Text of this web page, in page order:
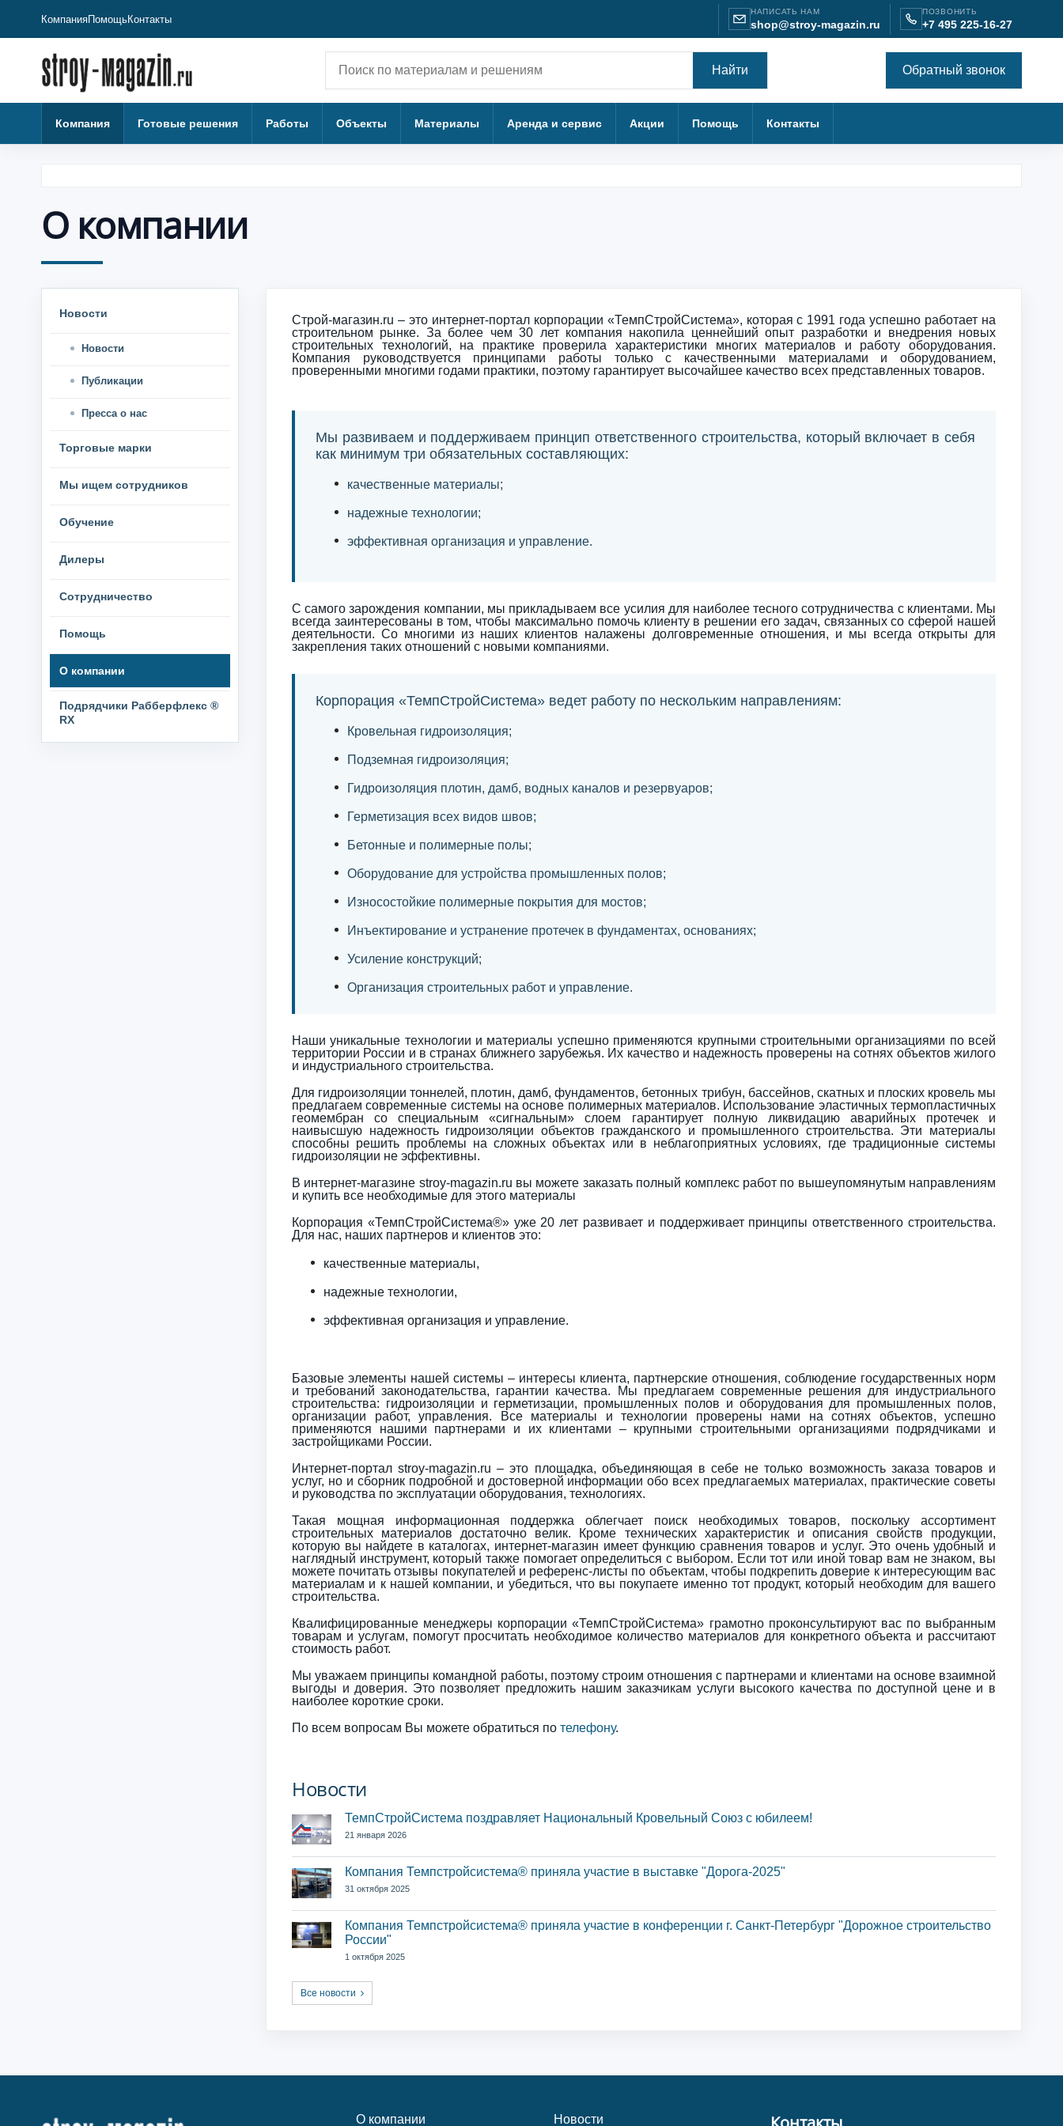
КомпанияПомощьКонтакты
НАПИСАТЬ НАМ
shop@stroy-magazin.ru
ПОЗВОНИТЬ
+7 495 225-16-27
Найти
Обратный звонок
Компания Готовые решения Работы Объекты Материалы Аренда и сервис Акции Помощь Контакты
О компании
Новости
Новости
Публикации
Пресса о нас
Торговые марки
Мы ищем сотрудников
Обучение
Дилеры
Сотрудничество
Помощь
О компании
Подрядчики Рабберфлекс ®
RX
Строй-магазин.ru – это интернет-портал корпорации «ТемпСтройСистема», которая с 1991 года успешно работает на
строительном рынке. За более чем 30 лет компания накопила ценнейший опыт разработки и внедрения новых
строительных технологий, на практике проверила характеристики многих материалов и работу оборудования.
Компания руководствуется принципами работы только с качественными материалами и оборудованием,
проверенными многими годами практики, поэтому гарантирует высочайшее качество всех представленных товаров.
Мы развиваем и поддерживаем принцип ответственного строительства, который включает в себя
как минимум три обязательных составляющих:
качественные материалы;
надежные технологии;
эффективная организация и управление.
С самого зарождения компании, мы прикладываем все усилия для наиболее тесного сотрудничества с клиентами. Мы
всегда заинтересованы в том, чтобы максимально помочь клиенту в решении его задач, связанных со сферой нашей
деятельности. Со многими из наших клиентов налажены долговременные отношения, и мы всегда открыты для
закрепления таких отношений с новыми компаниями.
Корпорация «ТемпСтройСистема» ведет работу по нескольким направлениям:
Кровельная гидроизоляция;
Подземная гидроизоляция;
Гидроизоляция плотин, дамб, водных каналов и резервуаров;
Герметизация всех видов швов;
Бетонные и полимерные полы;
Оборудование для устройства промышленных полов;
Износостойкие полимерные покрытия для мостов;
Инъектирование и устранение протечек в фундаментах, основаниях;
Усиление конструкций;
Организация строительных работ и управление.
Наши уникальные технологии и материалы успешно применяются крупными строительными организациями по всей
территории России и в странах ближнего зарубежья. Их качество и надежность проверены на сотнях объектов жилого
и индустриального строительства.
Для гидроизоляции тоннелей, плотин, дамб, фундаментов, бетонных трибун, бассейнов, скатных и плоских кровель мы
предлагаем современные системы на основе полимерных материалов. Использование эластичных термопластичных
геомембран со специальным «сигнальным» слоем гарантирует полную ликвидацию аварийных протечек и
наивысшую надежность гидроизоляции объектов гражданского и промышленного строительства. Эти материалы
способны решить проблемы на сложных объектах или в неблагоприятных условиях, где традиционные системы
гидроизоляции не эффективны.
В интернет-магазине stroy-magazin.ru вы можете заказать полный комплекс работ по вышеупомянутым направлениям
и купить все необходимые для этого материалы
Корпорация «ТемпСтройСистема®» уже 20 лет развивает и поддерживает принципы ответственного строительства.
Для нас, наших партнеров и клиентов это:
качественные материалы,
надежные технологии,
эффективная организация и управление.
Базовые элементы нашей системы – интересы клиента, партнерские отношения, соблюдение государственных норм
и требований законодательства, гарантии качества. Мы предлагаем современные решения для индустриального
строительства: гидроизоляции и герметизации, промышленных полов и оборудования для промышленных полов,
организации работ, управления. Все материалы и технологии проверены нами на сотнях объектов, успешно
применяются нашими партнерами и их клиентами – крупными строительными организациями подрядчиками и
застройщиками России.
Интернет-портал stroy-magazin.ru – это площадка, объединяющая в себе не только возможность заказа товаров и
услуг, но и сборник подробной и достоверной информации обо всех предлагаемых материалах, практические советы
и руководства по эксплуатации оборудования, технологиях.
Такая мощная информационная поддержка облегчает поиск необходимых товаров, поскольку ассортимент
строительных материалов достаточно велик. Кроме технических характеристик и описания свойств продукции,
которую вы найдете в каталогах, интернет-магазин имеет функцию сравнения товаров и услуг. Это очень удобный и
наглядный инструмент, который также помогает определиться с выбором. Если тот или иной товар вам не знаком, вы
можете почитать отзывы покупателей и референс-листы по объектам, чтобы подкрепить доверие к интересующим вас
материалам и к нашей компании, и убедиться, что вы покупаете именно тот продукт, который необходим для вашего
строительства.
Квалифицированные менеджеры корпорации «ТемпСтройСистема» грамотно проконсультируют вас по выбранным
товарам и услугам, помогут просчитать необходимое количество материалов для конкретного объекта и рассчитают
стоимость работ.
Мы уважаем принципы командной работы, поэтому строим отношения с партнерами и клиентами на основе взаимной
выгоды и доверия. Это позволяет предложить нашим заказчикам услуги высокого качества по доступной цене и в
наиболее короткие сроки.
По всем вопросам Вы можете обратиться по телефону.
Новости
ТемпСтройСистема поздравляет Национальный Кровельный Союз с юбилеем!
21 января 2026
Компания Темпстройсистема® приняла участие в выставке "Дорога-2025"
31 октября 2025
Компания Темпстройсистема® приняла участие в конференции г. Санкт-Петербург "Дорожное строительство
России"
1 октября 2025
Все новости
О компании Новости